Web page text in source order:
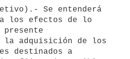
los efectos de lo
la adquisición de los
destinados a